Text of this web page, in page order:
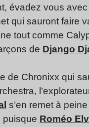
évadez vous
qui sauront faire
tout comme
de Django
de Chronixx qui
s’en remet à
puisque Roméo